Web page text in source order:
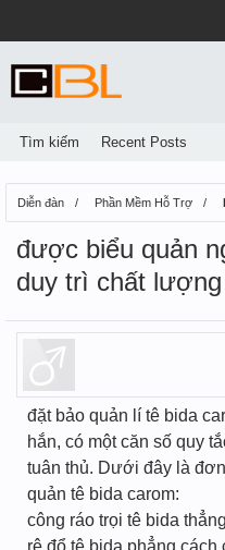
Diễn đàn Phần Mềm Hỗ Trợ
được biểu quản
duy trì chất
đặt bảo quản lí tê bida
hắn, có một căn số quy
tuân thủ. Dưới đây là
quản tê bida carom:
công ráo trọi tê bida
rệ đổ tê bida phẳng
Tìm kiếm Recent Posts